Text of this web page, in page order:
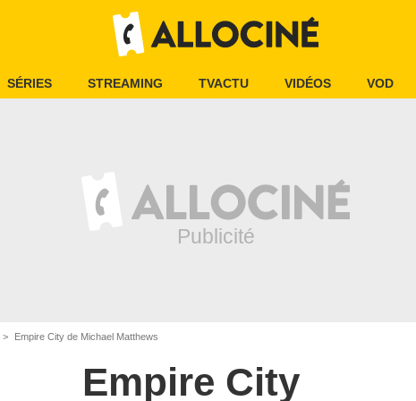
SÉRIES STREAMING TVACTU VIDÉOS VOD
Empire City de Michael Matthews
Empire City